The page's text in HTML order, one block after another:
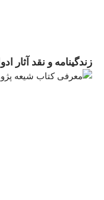
زندگینامه و نقد آثار